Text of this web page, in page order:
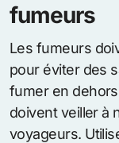
fumeurs
Les fumeurs
pour éviter des
fumer en
doivent veiller à
voyageurs.